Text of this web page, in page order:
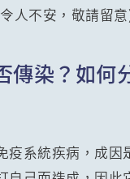
人不安，敬請留
傳染？如何
疫系統疾病，成因